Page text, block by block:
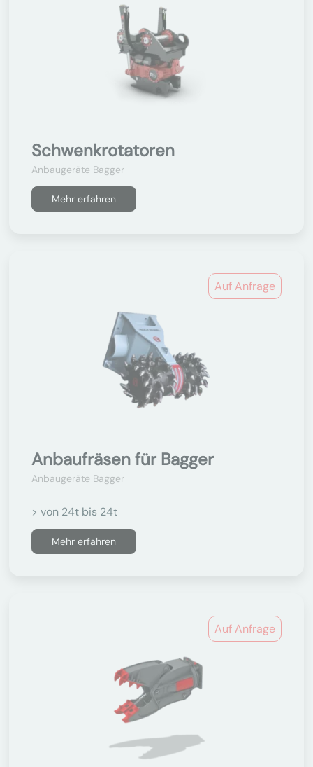
Schwenkrotatoren
Anbaugeräte Bagger
Mehr erfahren
Auf Anfrage
Anbaufräsen für Bagger
Anbaugeräte Bagger
> von 24t bis 24t
Mehr erfahren
Auf Anfrage